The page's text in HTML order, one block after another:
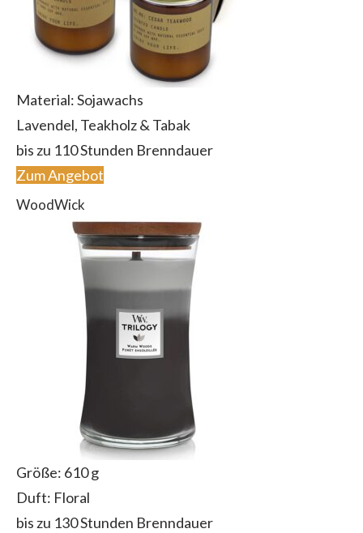
Material: Sojawachs
Lavendel, Teakholz & Tabak
bis zu 110 Stunden Brenndauer
Zum Angebot
WoodWick
Größe: 610 g
Duft: Floral
bis zu 130 Stunden Brenndauer